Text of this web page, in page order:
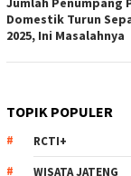
Domestik Turun
2025, Ini Masalahnya
Negara
Festival